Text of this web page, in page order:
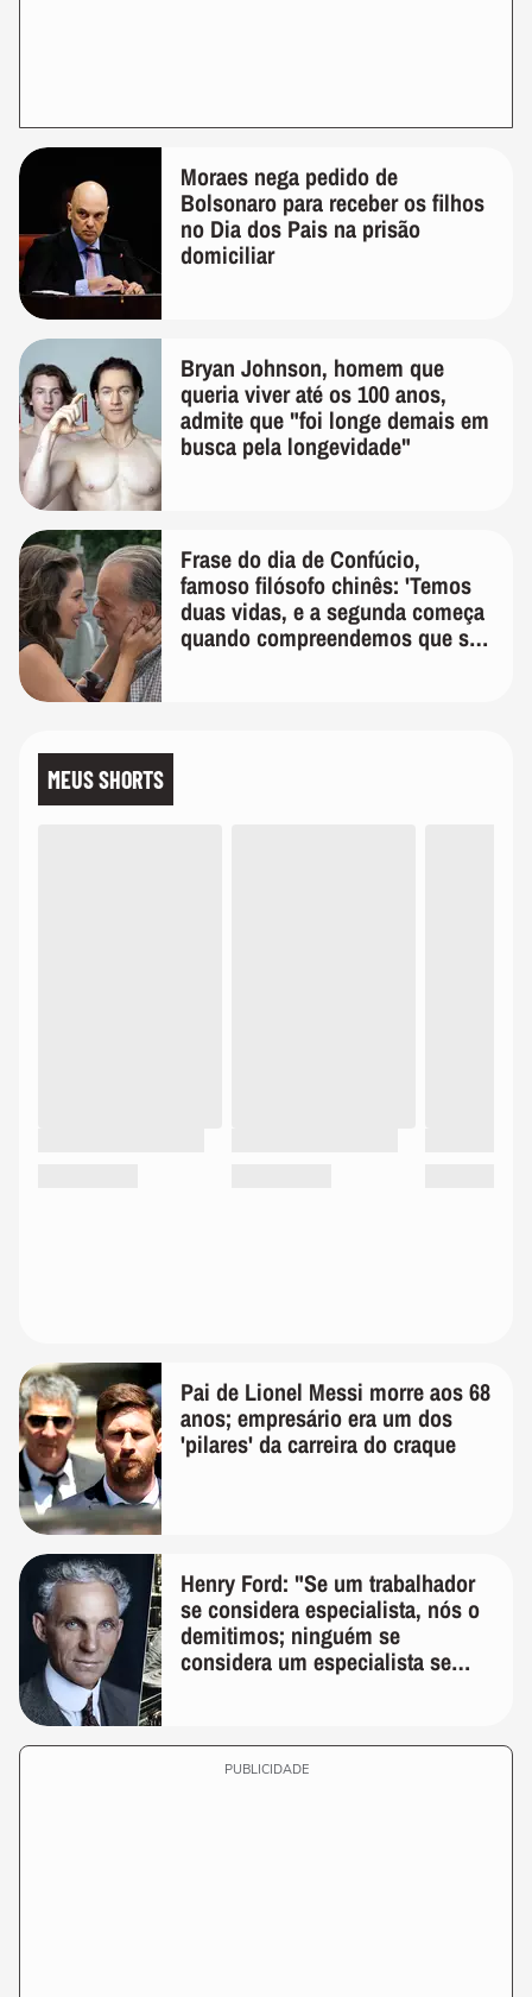
Moraes nega pedido de
Bolsonaro para receber os filhos
no Dia dos Pais na prisão
domiciliar
Bryan Johnson, homem que
queria viver até os 100 anos,
admite que "foi longe demais em
busca pela longevidade"
Frase do dia de Confúcio,
famoso filósofo chinês: 'Temos
duas vidas, e a segunda começa
quando compreendemos que só
MEUS SHORTS
Pai de Lionel Messi morre aos 68
anos; empresário era um dos
'pilares' da carreira do craque
Henry Ford: "Se um trabalhador
se considera especialista, nós o
demitimos; ninguém se
considera um especialista se
PUBLICIDADE